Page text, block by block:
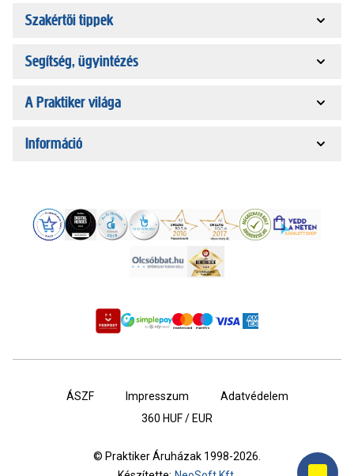
Szakértői tippek
Segítség, ügyintézés
A Praktiker világa
Információ
ÁSZF Impresszum
Adatvédelem
360 HUF / EUR
© Praktiker Áruházak 1998-2026.